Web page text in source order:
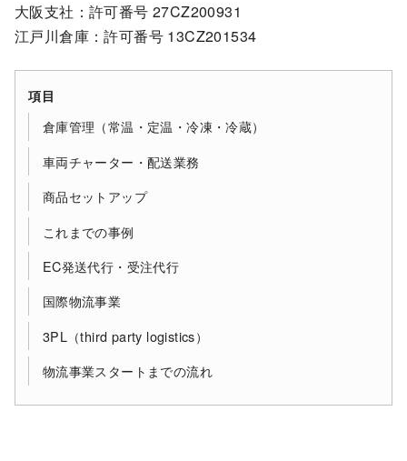
大阪支社：許可番号 27CZ200931
江戸川倉庫：許可番号 13CZ201534
項目
倉庫管理（常温・定温・冷凍・冷蔵）
車両チャーター・配送業務
商品セットアップ
これまでの事例
EC発送代行・受注代行
国際物流事業
3PL（third party logistics）
物流事業スタートまでの流れ